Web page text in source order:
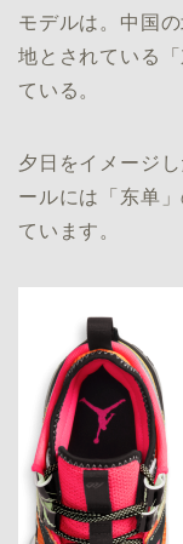
モデルは。中国
地とされている
ている。
夕日をイメージ
ールには「东单
ています。